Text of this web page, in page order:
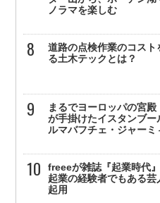
ノラマを楽しむ
道路の点検作業のコスト
る土木テックとは？
まるでヨーロッパの宮
が手掛けたイスタンブー
ルマバフチェ・ジャーミ
freeeが雑誌『起業時代
起業の経験者でもある
起用